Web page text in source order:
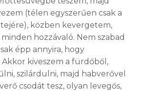
(télen egyszerűen csak a
közben kevergetem,
hozzávaló. Nem szabad
épp annyira, hogy
kiveszem a fürdőből,
szilárdulni, majd habverővel
csodát tesz, olyan levegős,